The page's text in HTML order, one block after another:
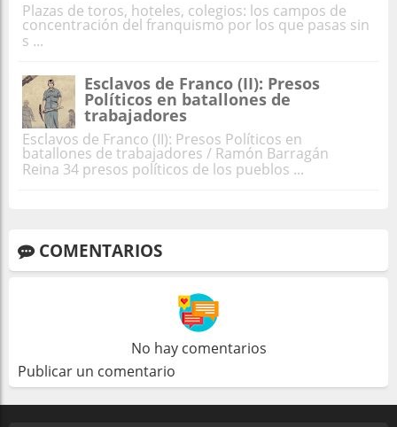
Plazas de toros, hoteles, colegios: los campos de
concentración del franquismo por los que pasas sin
s ...
Esclavos de Franco (II): Presos
Políticos en batallones de
trabajadores
Esclavos de Franco (II): Presos Políticos en
batallones de trabajadores / Ramón Barragán
Reina 34 presos políticos de los pueblos ...
COMENTARIOS
No hay comentarios
Publicar un comentario